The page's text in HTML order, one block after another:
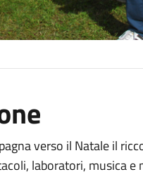
verso il Natale il
laboratori, musica e